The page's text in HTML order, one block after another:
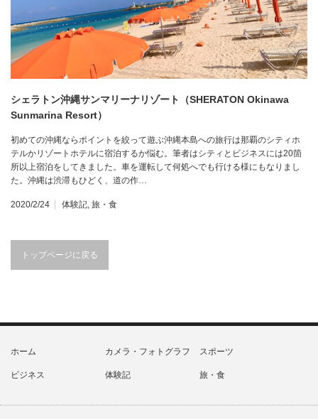
シェラトン沖縄サンマリーナリゾート（SHERATON Okinawa
Sunmarina Resort）
初めての沖縄ならポイントを絞って遊ぶ沖縄本島への旅行は那覇のシティホ
テルかリゾートホテルに宿泊するか悩む。筆者はシティとビジネスには20箇
所以上宿泊をしてきました。車を運転して何処へでも行ける様にもなりまし
た。沖縄は渋滞もひどく、道の作…
2020/2/24 体験記, 旅・食
トップページに戻る
ホーム カメラ・フォトグラフ スポーツ
ビジネス 体験記 旅・食